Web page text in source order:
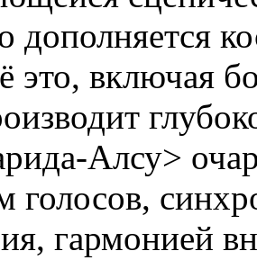
дополняется
это, включая
Алсу>
голосов,
гармонией